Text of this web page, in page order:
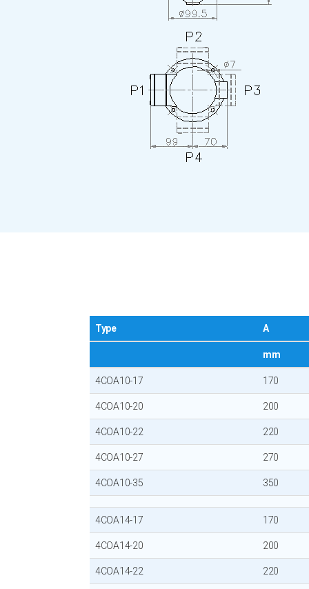
Type A
mm
4COA10-17 170
4COA10-20 200
4COA10-22 220
4COA10-27 270
4COA10-35 350
4COA14-17 170
4COA14-20 200
4COA14-22 220